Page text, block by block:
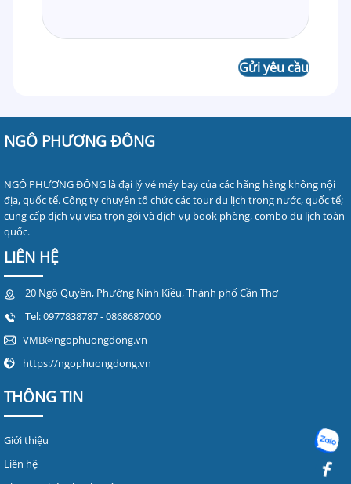
Gửi yêu cầu
NGÔ PHƯƠNG ĐÔNG
NGÔ PHƯƠNG ĐÔNG là đại lý vé máy bay của các hãng hàng không nội
địa, quốc tế. Công ty chuyên tổ chức các tour du lịch trong nước, quốc tế;
cung cấp dịch vụ visa trọn gói và dịch vụ book phòng, combo du lịch toàn
quốc.
LIÊN HỆ
20 Ngô Quyền, Phường Ninh Kiều, Thành phố Cần Thơ
Tel:0977838787- 0868687000
VMB@ngophuongdong.vn
https://ngophuongdong.vn
THÔNG TIN
Giới thiệu
Liên hệ